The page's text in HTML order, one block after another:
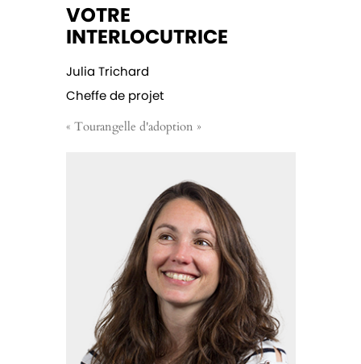
VOTRE
INTERLOCUTRICE
Julia Trichard
Cheffe de projet
« Tourangelle d'adoption »